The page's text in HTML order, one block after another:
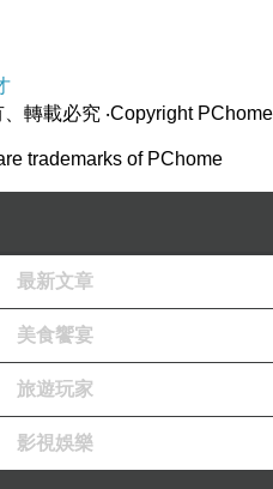
、轉載必究 ‧Copyright PChome
trademarks of PChome
最新文章
美食饗宴
旅遊玩家
影視娛樂